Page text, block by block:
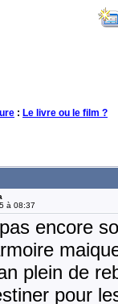
: Le livre ou le film ?
à 08:37
encore
plein de
pour